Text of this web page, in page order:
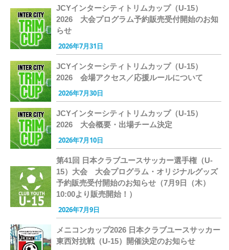
JCYインターシティトリムカップ（U-15）
2026 大会プログラム予約販売受付開始のお知
らせ
2026年7月31日
JCYインターシティトリムカップ（U-15）
2026 会場アクセス／応援ルールについて
2026年7月30日
JCYインターシティトリムカップ（U-15）
2026 大会概要・出場チーム決定
2026年7月10日
第41回 日本クラブユースサッカー選手権（U-
15）大会 大会プログラム・オリジナルグッズ
予約販売受付開始のお知らせ（7月9日（木）
10:00より販売開始！）
2026年7月9日
メニコンカップ2026 日本クラブユースサッカー
東西対抗戦（U-15）開催決定のお知らせ